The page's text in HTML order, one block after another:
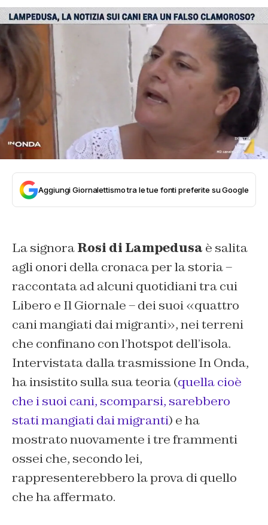
Aggiungi Giornalettismo tra le tue fonti preferite su Google
La signoraRosi di Lampedusa è salita
agli onori della cronaca per la storia –
raccontata ad alcuni quotidiani tra cui
Libero e Il Giornale– dei suoi «quattro
cani mangiati dai migranti», nei terreni
che confinano con l’hotspot dell’isola.
Intervistata dalla trasmissione In Onda,
ha insistito sulla sua teoria (quella cioè
che i suoi cani, scomparsi, sarebbero
stati mangiati dai migranti) e ha
mostrato nuovamente i tre frammenti
ossei che, secondo lei,
rappresenterebbero la prova di quello
che ha affermato.